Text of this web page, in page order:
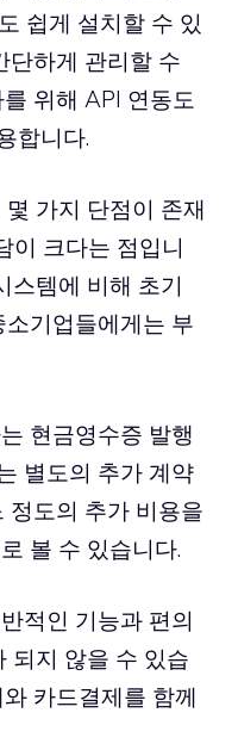
쉽게 설치할 수 있
단하게 관리할 수
위해 API 연동도
합니다.
가지 단점이 존재
이 크다는 점입니
스템에 비해 초기
기업들에게는 부
현금영수증 발행
별도의 추가 계약
정도의 추가 비용을
볼 수 있습니다.
적인 기능과 편의
되지 않을 수 있습
카드결제를 함께